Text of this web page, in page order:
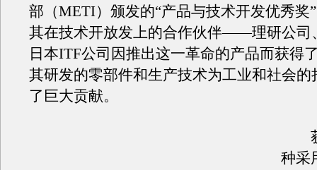
部（METI）颁发的“产品与技术开发优秀奖
其在技术开放发上的合作伙伴——理研公司
日本ITF公司因推出这一革命的产品而获得
其研发的零部件和生产技术为工业和社会的
了巨大贡献。
获
种采